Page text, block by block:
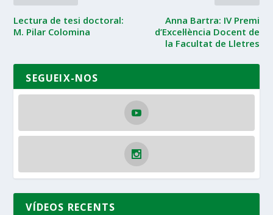
Lectura de tesi doctoral:
M. Pilar Colomina
Anna Bartra: IV Premi
d’Excel·lència Docent de
la Facultat de Lletres
SEGUEIX-NOS
VÍDEOS RECENTS